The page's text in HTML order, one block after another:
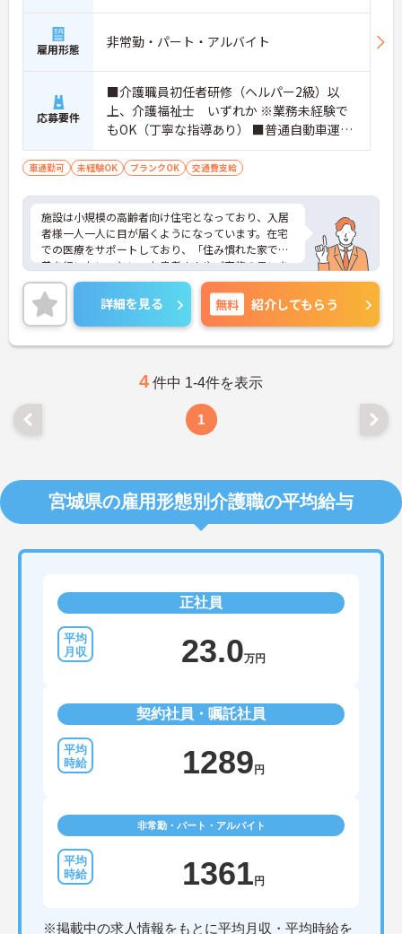
雇用形態 非常勤・パート・アルバイト
応募要件
■介護職員初任者研修（ヘルパー2級）以
上、介護福祉士 いずれか ※業務未経験で
もOK（丁寧な指導あり） ■普通自動車運転
免許（AT限定可）：あれば尚可
車通勤可 未経験OK ブランクOK 交通費支給
施設は小規模の高齢者向け住宅となっており、入居
者様一人一人に目が届くようになっています。在宅
での医療をサポートしており、「住み慣れた家で療
養を行いたい」といった患者さんやご家族の思いを
大切にしています。活き活きと働ける職場で、長期
的な就業をお考えの方にもおすすめの環境です。ご
興味がございましたらお気軽にお問い合わせくださ
い。
詳細を見る 無料 紹介してもらう
4 件中 1-4件を表示
1
宮城県の雇用形態別介護職の平均給与
正社員
23.0万円
契約社員・嘱託社員
1289 円
非常勤・パート・アルバイト
1361 円
※掲載中の求人情報をもとに平均月収・平均時給を